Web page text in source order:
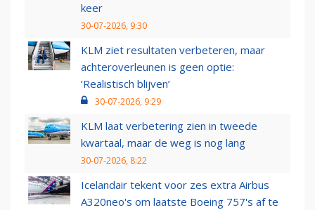
keer
30-07-2026, 9:30
KLM ziet resultaten verbeteren, maar
achteroverleunen is geen optie:
‘Realistisch blijven’
30-07-2026, 9:29
KLM laat verbetering zien in tweede
kwartaal, maar de weg is nog lang
30-07-2026, 8:22
Icelandair tekent voor zes extra Airbus
A320neo's om laatste Boeing 757's af te